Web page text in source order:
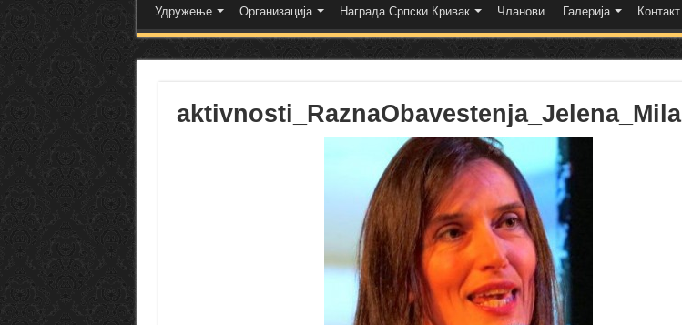
Удружење Организација Награда Српски Кривак Чланови Галерија Контакт
aktivnosti_RaznaObavestenja_Jelena_Mila